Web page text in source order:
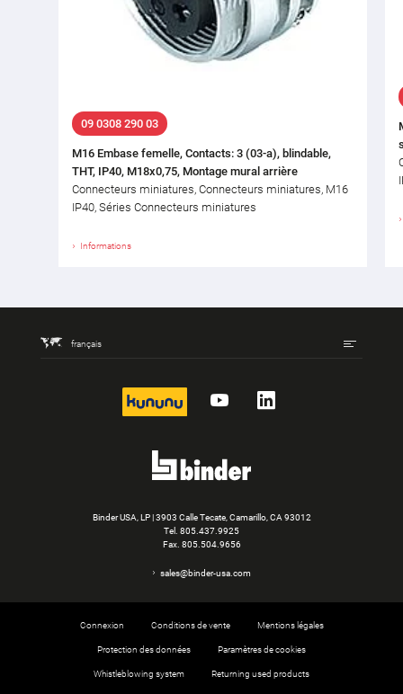
09 0308 290 03
M16 Embase femelle, Contacts: 3 (03-a), blindable,
THT, IP40, M18x0,75, Montage mural arrière
Connecteurs miniatures, Connecteurs miniatures, M16
IP40, Séries Connecteurs miniatures
Informations
français
kununu YouTubeLinkedIn
Binder USA, LP | 3903 Calle Tecate, Camarillo, CA 93012
Tel. 805.437.9925
Fax. 805.504.9656
sales@binder-usa.com
Connexion Conditions de vente Mentions légales
Protection des données Paramètres de cookies
Whistleblowing system Returning used products